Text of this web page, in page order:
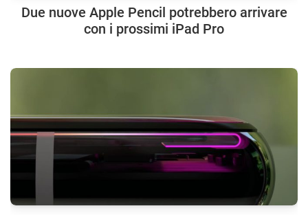
Due nuove Apple Pencil potrebbero arrivare
con i prossimi iPad Pro